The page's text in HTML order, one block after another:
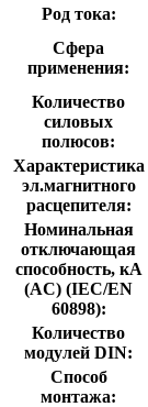
Род тока:
Сфера
применения:
Количество
силовых
полюсов:
Характеристика
эл.магнитного
расцепителя:
Номинальная
отключающая
способность, кA
(AC) (IEC/EN
60898):
Количество
модулей DIN:
Способ
монтажа: